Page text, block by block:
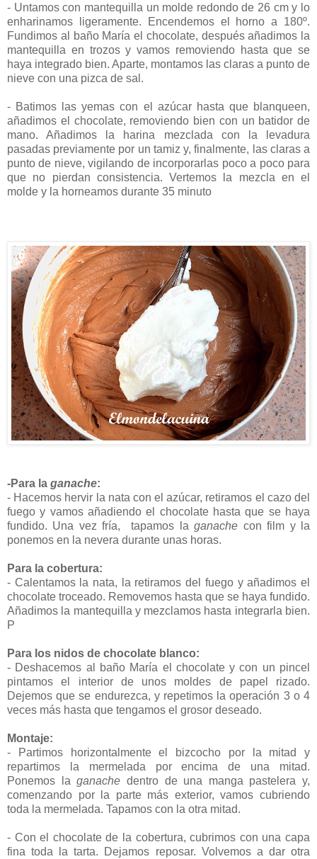
- Untamos con mantequilla un molde redondo de 26 cm y lo
enharinamos ligeramente. Encendemos el horno a 180º.
Fundimos al baño María el chocolate, después añadimos la
mantequilla en trozos y vamos removiendo hasta que se
haya integrado bien. Aparte, montamos las claras a punto de
nieve con una pizca de sal.
- Batimos las yemas con el azúcar hasta que blanqueen,
añadimos el chocolate, removiendo bien con un batidor de
mano. Añadimos la harina mezclada con la levadura
pasadas ​​previamente por un tamiz y, finalmente, las claras a
punto de nieve, vigilando de incorporarlas poco a poco para
que no pierdan consistencia. Vertemos la mezcla en el
molde y la horneamos durante 35 minuto
-Para la ganache:
- Hacemos hervir la nata con el azúcar, retiramos el cazo del
fuego y vamos añadiendo el chocolate hasta que se haya
fundido. Una vez fría, tapamos laganache con film y la
ponemos en la nevera durante unas horas.
Para la cobertura:
- Calentamos la nata, la retiramos del fuego y añadimos el
chocolate troceado. Removemos hasta que se haya fundido.
Añadimos la mantequilla y mezclamos hasta integrarla bien.
P
Para los nidos de chocolate blanco:
- Deshacemos al baño María el chocolate y con un pincel
pintamos el interior de unos moldes de papel rizado.
Dejemos que se endurezca, y repetimos la operación 3 o 4
veces más hasta que tengamos el grosor deseado.
Montaje:
- Partimos horizontalmente el bizcocho por la mitad y
repartimos la mermelada por encima de una mitad.
Ponemos laganache dentro de una manga pastelera y,
comenzando por la parte más exterior, vamos cubriendo
toda la mermelada. Tapamos con la otra mitad.
- Con el chocolate de la cobertura, cubrimos con una capa
fina toda la tarta. Dejamos reposar. Volvemos a dar otra